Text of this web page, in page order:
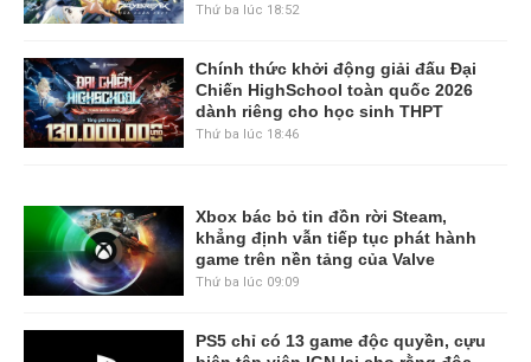
Thứ ba lúc 18:52
Chính thức khởi động giải đấu Đại
Chiến HighSchool toàn quốc 2026
dành riêng cho học sinh THPT
Thứ ba lúc 18:46
Xbox bác bỏ tin đồn rời Steam,
khẳng định vẫn tiếp tục phát hành
game trên nền tảng của Valve
Thứ ba lúc 09:09
PS5 chỉ có 13 game độc quyền, cựu